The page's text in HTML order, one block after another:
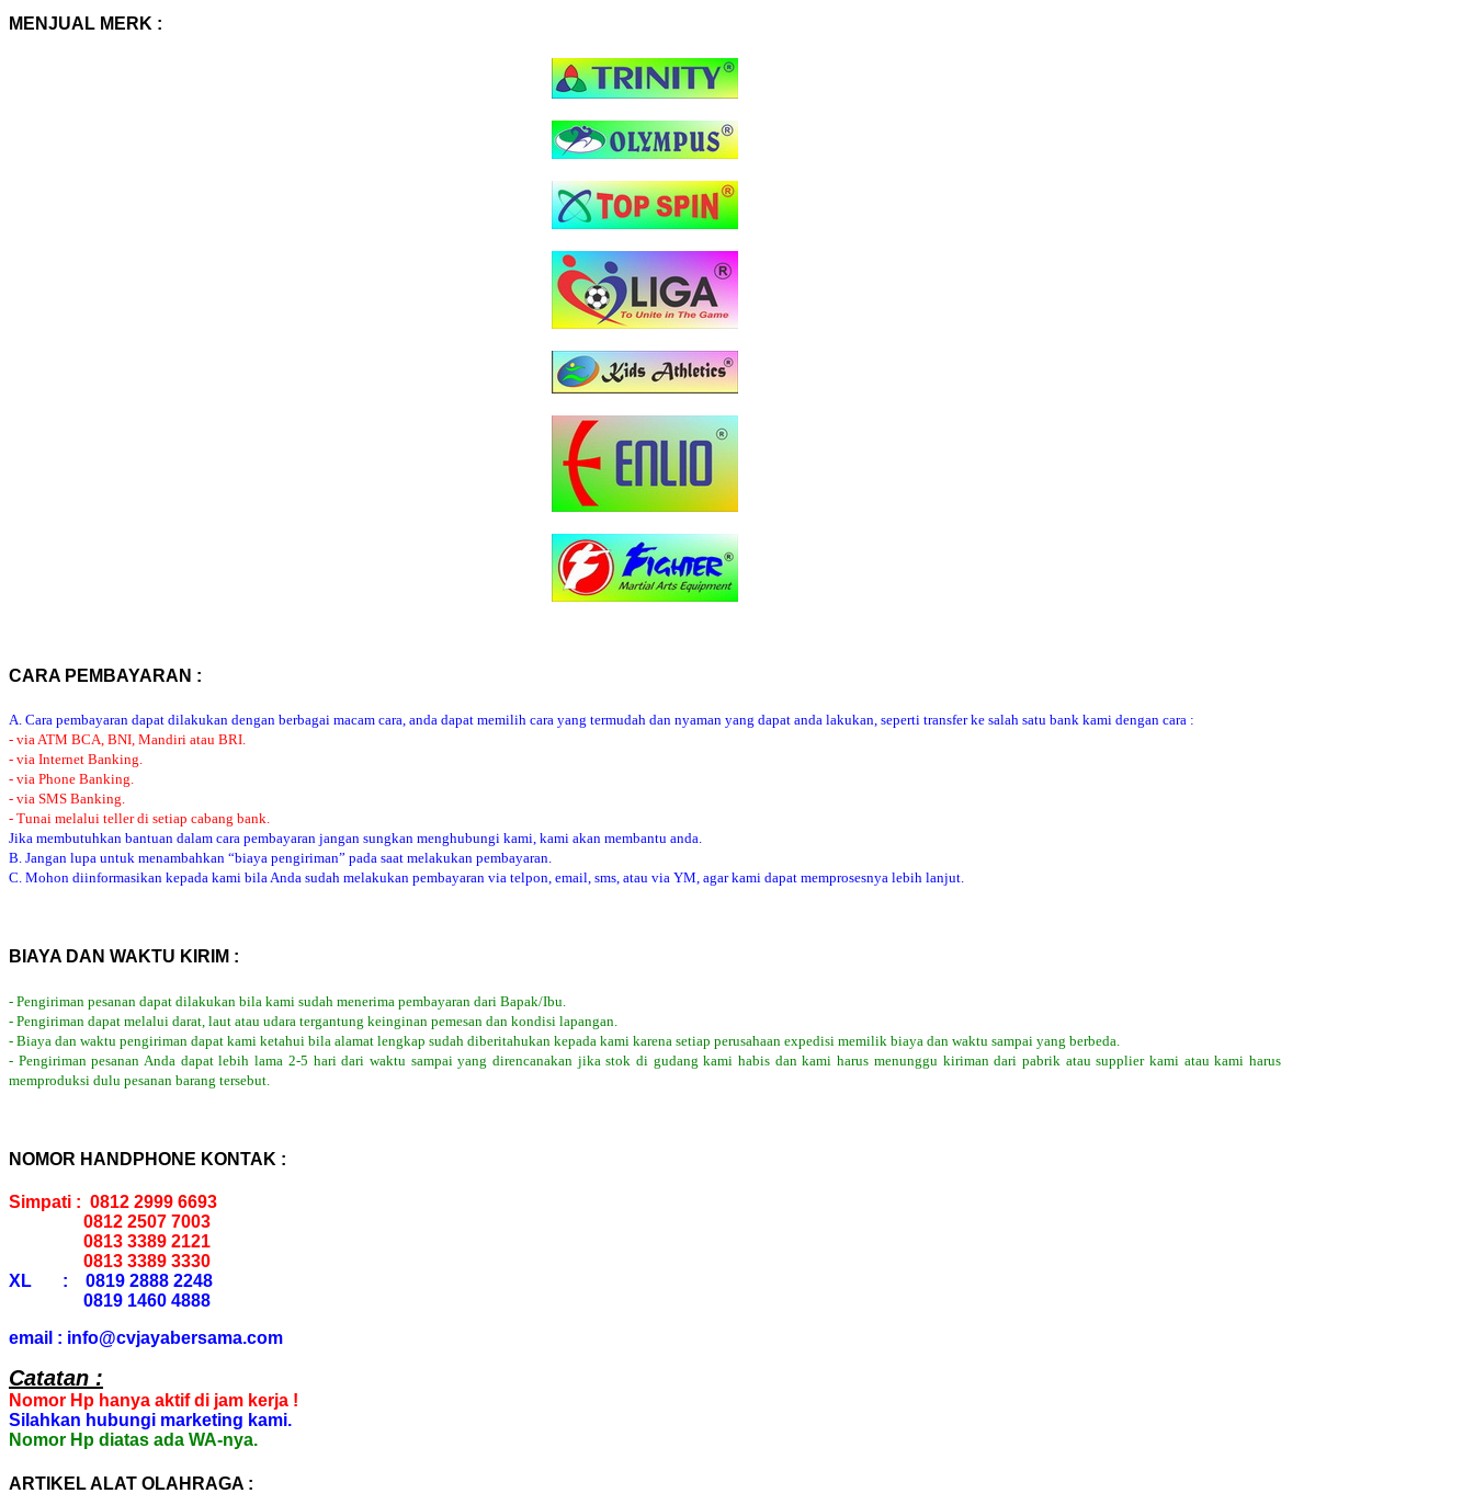
MENJUAL MERK :
CARA PEMBAYARAN :
A. Cara pembayaran dapat dilakukan dengan berbagai macam cara, anda dapat memilih cara yang termudah dan nyaman yang dapat anda lakukan, seperti transfer ke salah satu bank kami dengan cara :
- via ATM BCA, BNI, Mandiri atau BRI.
- via Internet Banking.
- via Phone Banking.
- via SMS Banking.
- Tunai melalui teller di setiap cabang bank.
Jika membutuhkan bantuan dalam cara pembayaran jangan sungkan menghubungi kami, kami akan membantu anda.
B. Jangan lupa untuk menambahkan “biaya pengiriman” pada saat melakukan pembayaran.
C. Mohon diinformasikan kepada kami bila Anda sudah melakukan pembayaran via telpon, email, sms, atau via YM, agar kami dapat memprosesnya lebih lanjut.
BIAYA DAN WAKTU KIRIM :
- Pengiriman pesanan dapat dilakukan bila kami sudah menerima pembayaran dari Bapak/Ibu.
- Pengiriman dapat melalui darat, laut atau udara tergantung keinginan pemesan dan kondisi lapangan.
- Biaya dan waktu pengiriman dapat kami ketahui bila alamat lengkap sudah diberitahukan kepada kami karena setiap perusahaan expedisi memilik biaya dan waktu sampai yang berbeda.
- Pengiriman pesanan Anda dapat lebih lama 2-5 hari dari waktu sampai yang direncanakan jika stok di gudang kami habis dan kami harus menunggu kiriman dari pabrik atau supplier kami atau kami harus
memproduksi dulu pesanan barang tersebut.
NOMOR HANDPHONE KONTAK :
Simpati : 0812 2999 6693
0812 2507 7003
0813 3389 2121
0813 3389 3330
XL : 0819 2888 2248
0819 1460 4888
email : info@cvjayabersama.com
Catatan :
Nomor Hp hanya aktif di jam kerja !
Silahkan hubungi marketing kami.
Nomor Hp diatas ada WA-nya.
ARTIKEL ALAT OLAHRAGA :